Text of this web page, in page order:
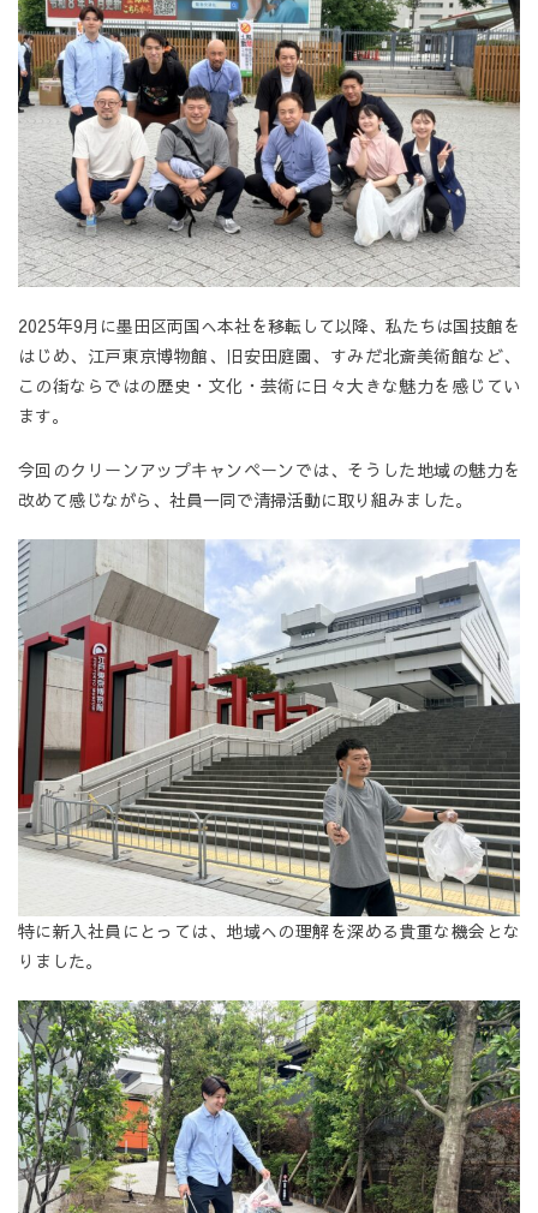
2025年9月に墨田区両国へ本社を移転して以降、私たちは国技館を
はじめ、江戸東京博物館、旧安田庭園、すみだ北斎美術館など、
この街ならではの歴史・文化・芸術に日々大きな魅力を感じてい
ます。
今回のクリーンアップキャンペーンでは、そうした地域の魅力を
改めて感じながら、社員一同で清掃活動に取り組みました。
特に新入社員にとっては、地域への理解を深める貴重な機会とな
りました。